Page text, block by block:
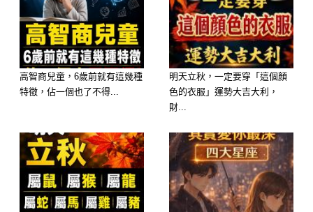
皮，誰也不能保證一輩子不犯錯。 偶
爾的眼光不準，反而會成爲你的磨刀
石，讓你的看人的眼光越來越毒辣。
答對了 小孩和媽媽生疏
高智商兒童，6歲前就有這幾種
特徵，佔一個也了不得...
明天立秋，一定要穿「這個顏
色的衣服」運勢大吉大利，
財...